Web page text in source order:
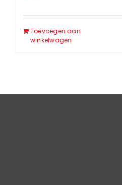
Toevoegen aan
winkelwagen